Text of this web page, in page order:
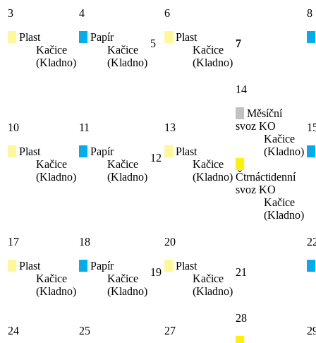
3
Plast
Kačice
(Kladno)
4
Papír
Kačice
(Kladno)
5
6
Plast
Kačice
(Kladno)
7
8
10
Plast
Kačice
(Kladno)
11
Papír
Kačice
(Kladno)
12
13
Plast
Kačice
(Kladno)
14
Měsíční
svoz KO
Kačice
(Kladno)
Čtrnáctidenní
svoz KO
Kačice
(Kladno)
17
Plast
Kačice
(Kladno)
18
Papír
Kačice
(Kladno)
19
20
Plast
Kačice
(Kladno)
21
24
25
27
28